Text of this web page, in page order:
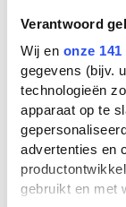
Verantwoord
Wij en onze
gegevens (bijv.
technologieën
apparaat op te
advertenties en
gebruikt en met
The
Wie
The
Easton
oud. Er
bij ons.
auteur
zero